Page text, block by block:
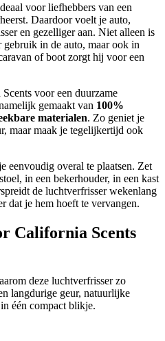
voor liefhebbers van een
Daardoor voelt je auto,
en gezelliger aan. Niet alleen is
in de auto, maar ook in
of boot zorgt hij voor een
voor een duurzame
gemaakt van 100%
materialen. Zo geniet je
maar maak je tegelijkertijd ook
eenvoudig overal te plaatsen. Zet
in een bekerhouder, in een kast
de luchtverfrisser wekenlang
dat je hem hoeft te vervangen.
California Scents
deze luchtverfrisser zo
langdurige geur, natuurlijke
één compact blikje.